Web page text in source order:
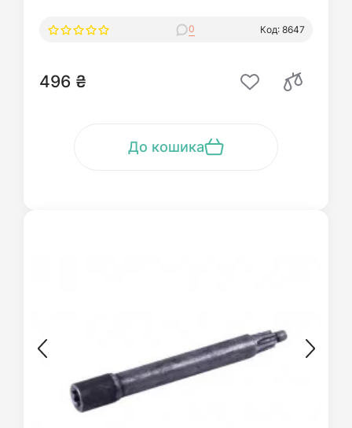
0 Код: 8647
496 ₴
До кошика